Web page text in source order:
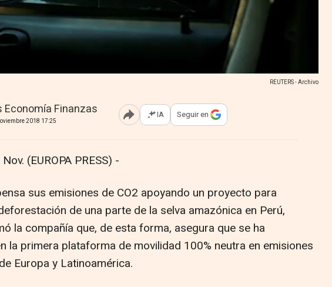
REUTERS - Archivo
Economía Finanzas
2018 17:25 Abrir opciones para compartir
IA Seguir en
(EUROPA PRESS) -
sus emisiones de CO2 apoyando un proyecto para
de una parte de la selva amazónica en Perú,
la compañía que, de esta forma, asegura que se ha
la primera plataforma de movilidad 100% neutra en emisiones
Europa y Latinoamérica.